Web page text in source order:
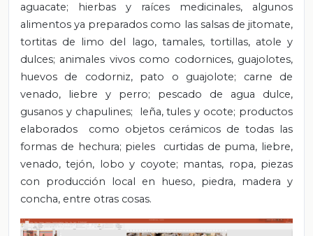
aguacate; hierbas y raíces medicinales, algunos
alimentos ya preparados como las salsas de jitomate,
tortitas de limo del lago, tamales, tortillas, atole y
dulces; animales vivos como codornices, guajolotes,
huevos de codorniz, pato o guajolote; carne de
venado, liebre y perro; pescado de agua dulce,
gusanos y chapulines; leña, tules y ocote; productos
elaborados como objetos cerámicos de todas las
formas de hechura; pieles curtidas de puma, liebre,
venado, tejón, lobo y coyote; mantas, ropa, piezas
con producción local en hueso, piedra, madera y
concha, entre otras cosas.